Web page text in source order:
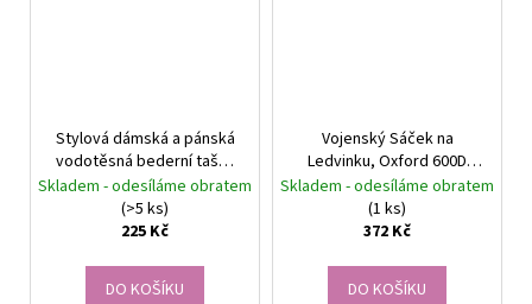
Stylová dámská a pánská
vodotěsná bederní taška
– Ideální pro aktivní životní
styl
Skladem - odesíláme obratem
(>5 ks)
225 Kč
DO KOŠÍKU
Vojenský Sáček na
Ledvinku, Oxford 600D
Tkanina, Nastavitelný
Popruh, 15x5-13 cm
Skladem - odesíláme obratem
(1 ks)
372 Kč
DO KOŠÍKU